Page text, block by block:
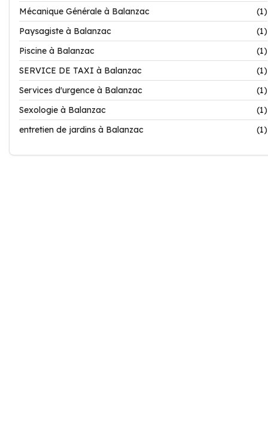
Mécanique Générale à Balanzac
(1)
Paysagiste à Balanzac
(1)
Piscine à Balanzac
(1)
SERVICE DE TAXI à Balanzac
(1)
Services d'urgence à Balanzac
(1)
Sexologie à Balanzac
(1)
entretien de jardins à Balanzac
(1)